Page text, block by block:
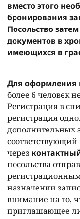
вместо этого
бронирования
Посольство
документов в
имеющихся в
Для оформления
более 6 человек
Регистрация в
регистрация
дополнительных
через
посольства
назначении
внимание на то,
приглашающее